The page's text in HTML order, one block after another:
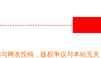
网友投稿，版权争议与本站无